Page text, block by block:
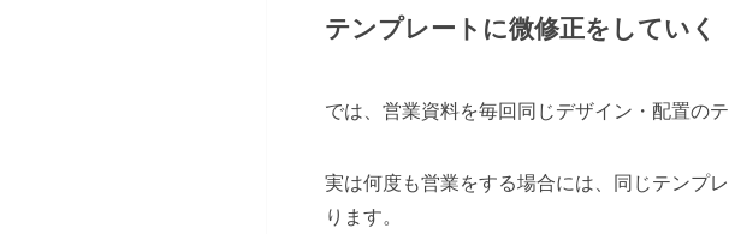
テンプレートに微修正をしていく
では、営業資料を毎回同じデザイン・配置の
実は何度も営業をする場合には、同じテンプ
ります。